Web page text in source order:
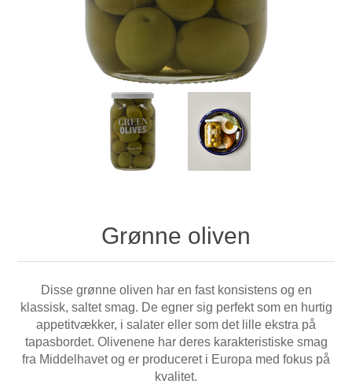
Grønne oliven
Disse grønne oliven har en fast konsistens og en
klassisk, saltet smag. De egner sig perfekt som en hurtig
appetitvækker, i salater eller som det lille ekstra på
tapasbordet. Olivenene har deres karakteristiske smag
fra Middelhavet og er produceret i Europa med fokus på
kvalitet.